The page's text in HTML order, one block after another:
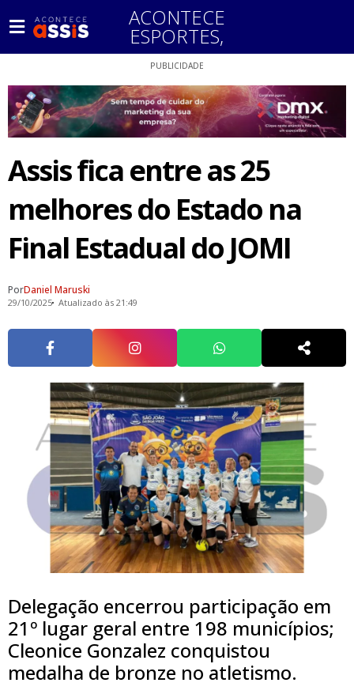
ACONTECE
ESPORTES,
PUBLICIDADE
Assis fica entre as 25
melhores do Estado na
Final Estadual do JOMI
PorDaniel Maruski
29/10/2025 Atualizado às 21:49
Delegação encerrou participação em
21º lugar geral entre 198 municípios;
Cleonice Gonzalez conquistou
medalha de bronze no atletismo.